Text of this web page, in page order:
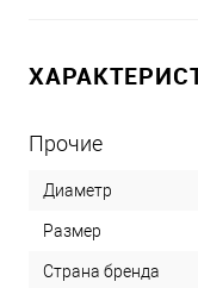
Прочие
Диаметр
Размер
Страна бренда